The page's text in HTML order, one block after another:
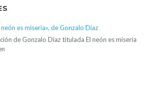
neón es miseria», de Gonzalo Díaz
de Gonzalo Díaz titulada El neón es miseria